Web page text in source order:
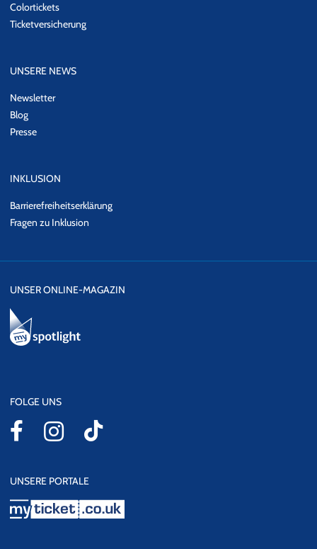
Colortickets
Ticketversicherung
UNSERE NEWS
Newsletter
Blog
Presse
INKLUSION
Barrierefreiheitserklärung
Fragen zu Inklusion
UNSER ONLINE-MAGAZIN
FOLGE UNS
UNSERE PORTALE